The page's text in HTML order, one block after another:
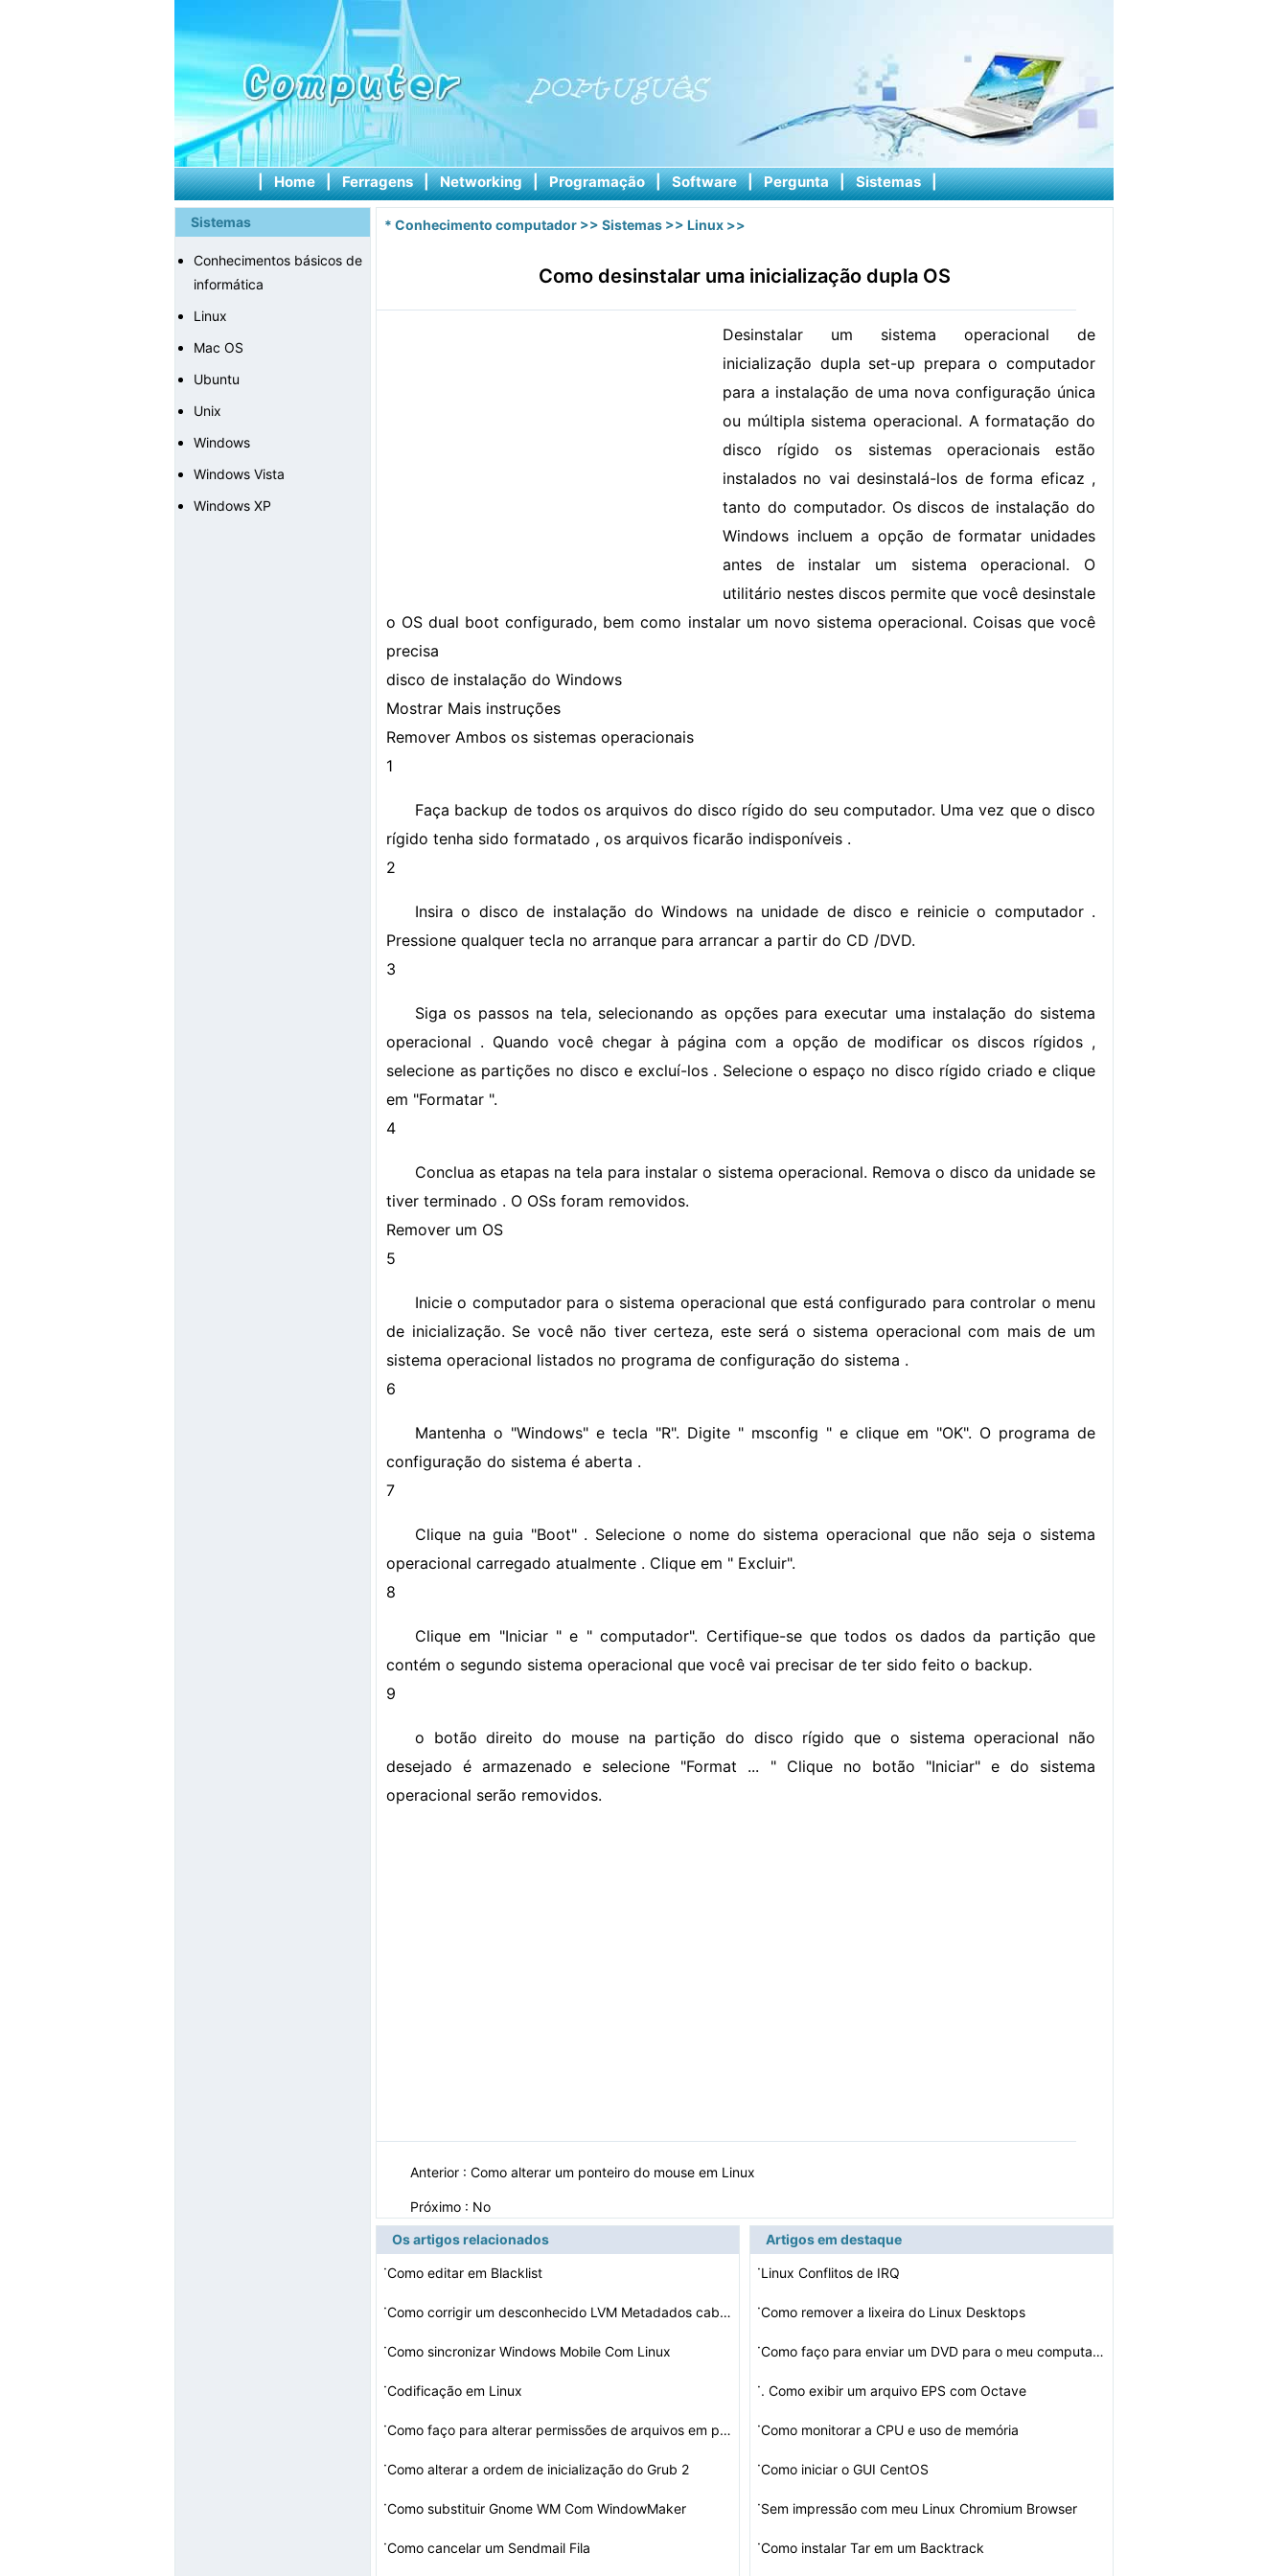
| Home | Ferragens | Networking | Programação | Software | Pergunta | Sistemas |
Sistemas
Conhecimentos básicos de
informática
Linux
Mac OS
Ubuntu
Unix
Windows
Windows Vista
Windows XP
* Conhecimento computador >> Sistemas >> Linux >>
Como desinstalar uma inicialização dupla OS
Desinstalar um sistema operacional de
inicialização dupla set-up prepara o computador
para a instalação de uma nova configuração única
ou múltipla sistema operacional. A formatação do
disco rígido os sistemas operacionais estão
instalados no vai desinstalá-los de forma eficaz ,
tanto do computador. Os discos de instalação do
Windows incluem a opção de formatar unidades
antes de instalar um sistema operacional. O
utilitário nestes discos permite que você desinstale
o OS dual boot configurado, bem como instalar um novo sistema operacional. Coisas que você
precisa
disco de instalação do Windows
Mostrar Mais instruções
Remover Ambos os sistemas operacionais
1
Faça backup de todos os arquivos do disco rígido do seu computador. Uma vez que o disco
rígido tenha sido formatado , os arquivos ficarão indisponíveis .
2
Insira o disco de instalação do Windows na unidade de disco e reinicie o computador .
Pressione qualquer tecla no arranque para arrancar a partir do CD /DVD.
3
Siga os passos na tela, selecionando as opções para executar uma instalação do sistema
operacional . Quando você chegar à página com a opção de modificar os discos rígidos ,
selecione as partições no disco e excluí-los . Selecione o espaço no disco rígido criado e clique
em "Formatar ".
4
Conclua as etapas na tela para instalar o sistema operacional. Remova o disco da unidade se
tiver terminado . O OSs foram removidos.
Remover um OS
5
Inicie o computador para o sistema operacional que está configurado para controlar o menu
de inicialização. Se você não tiver certeza, este será o sistema operacional com mais de um
sistema operacional listados no programa de configuração do sistema .
6
Mantenha o "Windows" e tecla "R". Digite " msconfig " e clique em "OK". O programa de
configuração do sistema é aberta .
7
Clique na guia "Boot" . Selecione o nome do sistema operacional que não seja o sistema
operacional carregado atualmente . Clique em " Excluir".
8
Clique em "Iniciar " e " computador". Certifique-se que todos os dados da partição que
contém o segundo sistema operacional que você vai precisar de ter sido feito o backup.
9
o botão direito do mouse na partição do disco rígido que o sistema operacional não
desejado é armazenado e selecione "Format ... " Clique no botão "Iniciar" e do sistema
operacional serão removidos.
Anterior : Como alterar um ponteiro do mouse em Linux
Próximo : No
Os artigos relacionados
·Como editar em Blacklist
· Como corrigir um desconhecido LVM Metadados cabeçalho …
·Como sincronizar Windows Mobile Com Linux
·Codificação em Linux
· Como faço para alterar permissões de arquivos em past…
·Como alterar a ordem de inicialização do Grub 2
·Como substituir Gnome WM Com WindowMaker
·Como cancelar um Sendmail Fila
Artigos em destaque
·Linux Conflitos de IRQ
·Como remover a lixeira do Linux Desktops
· Como faço para enviar um DVD para o meu computador
·. Como exibir um arquivo EPS com Octave
·Como monitorar a CPU e uso de memória
·Como iniciar o GUI CentOS
·Sem impressão com meu Linux Chromium Browser
·Como instalar Tar em um Backtrack